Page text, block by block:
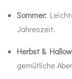
Sommer:
Jahreszeit.
Herbst &
gemütliche